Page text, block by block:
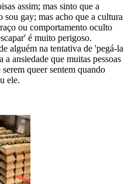
assim; mas sinto que a
sou gay; mas acho que a cultura
ou comportamento oculto
é muito perigoso.
alguém na tentativa de 'pegá-la
ansiedade que muitas pessoas
queer sentem quando
ele.